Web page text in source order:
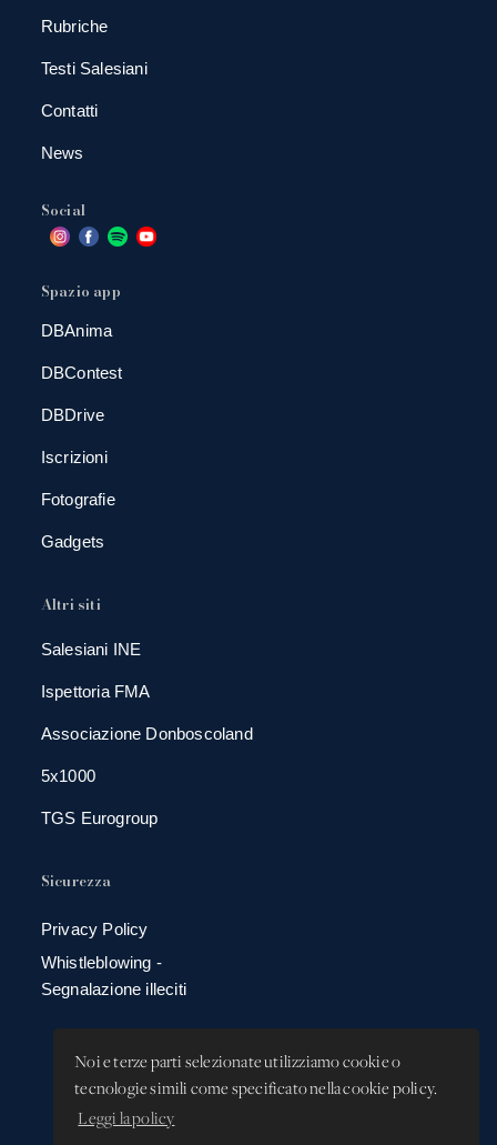
Noi e terze parti selezionate utilizziamo cookie o
tecnologie simili come specificato nella cookie policy.
Leggi la policy
Rubriche
Testi Salesiani
Contatti
News
Social
Spazio app
DBAnima
DBContest
DBDrive
Iscrizioni
Fotografie
Gadgets
Altri siti
Salesiani INE
Ispettoria FMA
Associazione Donboscoland
5x1000
TGS Eurogroup
Sicurezza
Privacy Policy
Whistleblowing -
Segnalazione illeciti